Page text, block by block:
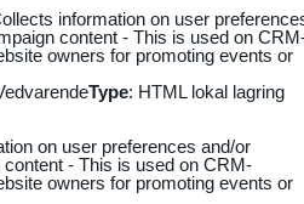
information on user
content - This is used on
owners for promoting events or
Type: HTML lokal lagring
on user preferences and/or
- This is used on CRM-
owners for promoting events or